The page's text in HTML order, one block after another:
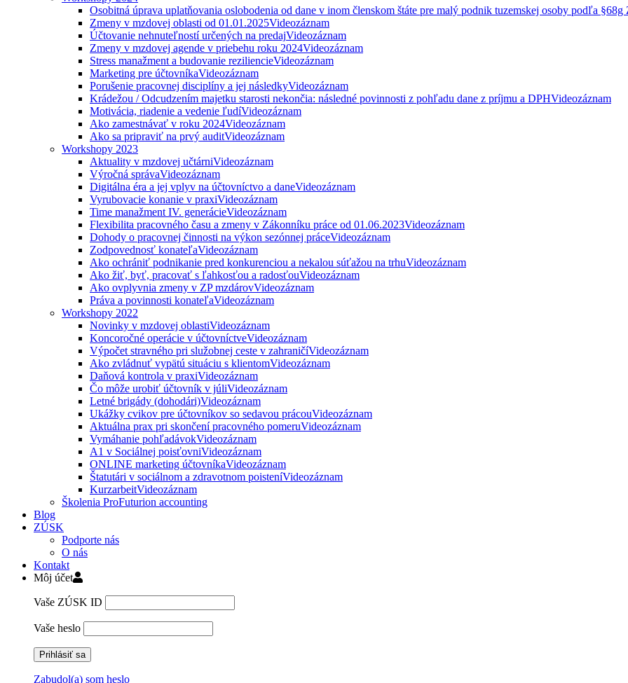
Osobitná úprava uplatňovania oslobodenia od dane v inom členskom štáte pre malý podnik tuzemskej osoby podľa §68g
Zmeny v mzdovej oblasti od 01.01.2025Videozáznam
Účtovanie nehnuteľností určených na predajVideozáznam
Zmeny v mzdovej agende v priebehu roku 2024Videozáznam
Stress manažment a budovanie reziliencieVideozáznam
Marketing pre účtovníkaVideozáznam
Porušenie pracovnej disciplíny a jej následkyVideozáznam
Krádežou / Odcudzením majetku starosti nekončia: následné povinnosti z pohľadu dane z príjmu a DPHVideozáznam
Motivácia, riadenie a vedenie ľudíVideozáznam
Ako zamestnávať v roku 2024Videozáznam
Ako sa pripraviť na prvý auditVideozáznam
Workshopy 2023
Aktuality v mzdovej učtárniVideozáznam
Výročná správaVideozáznam
Digitálna éra a jej vplyv na účtovníctvo a daneVideozáznam
Vyrubovacie konanie v praxiVideozáznam
Time manažment IV. generácieVideozáznam
Flexibilita pracovného času a zmeny v Zákonníku práce od 01.06.2023Videozáznam
Dohody o pracovnej činnosti na výkon sezónnej práceVideozáznam
Zodpovednosť konateľaVideozáznam
Ako ochrániť podnikanie pred konkurenciou a nekalou súťažou na trhuVideozáznam
Ako žiť, byť, pracovať s ľahkosťou a radosťouVideozáznam
Ako ovplyvnia zmeny v ZP mzdárovVideozáznam
Práva a povinnosti konateľaVideozáznam
Workshopy 2022
Novinky v mzdovej oblastiVideozáznam
Koncoročné operácie v účtovníctveVideozáznam
Výpočet stravného pri služobnej ceste v zahraničíVideozáznam
Ako zvládnuť vypätú situáciu s klientomVideozáznam
Daňová kontrola v praxiVideozáznam
Čo môže urobiť účtovník v júliVideozáznam
Letné brigády (dohodári)Videozáznam
Ukážky cvikov pre účtovníkov so sedavou prácouVideozáznam
Aktuálna prax pri skončení pracovného pomeruVideozáznam
Vymáhanie pohľadávokVideozáznam
A1 v Sociálnej poisťovniVideozáznam
ONLINE marketing účtovníkaVideozáznam
Štatutári v sociálnom a zdravotnom poisteníVideozáznam
KurzarbeitVideozáznam
Školenia ProFuturion accounting
Blog
ZÚSK
Podporte nás
O nás
Kontakt
Môj účet
Vaše ZÚSK ID
Vaše heslo
Zabudol(a) som heslo